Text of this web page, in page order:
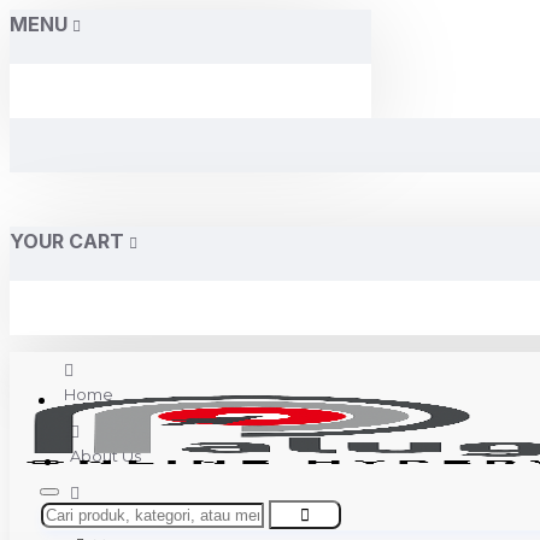
MENU
YOUR CART
Home
About Us
Contact